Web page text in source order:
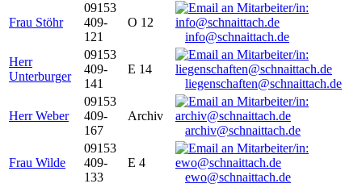
Frau Stöhr
09153
409-
121
O 12
info@schnaittach.de
Herr
Unterburger
09153
409-
141
E 14
liegenschaften@schnaittach.de
Herr Weber
09153
409-
167
Archiv
archiv@schnaittach.de
Frau Wilde
09153
409-
133
E 4
ewo@schnaittach.de